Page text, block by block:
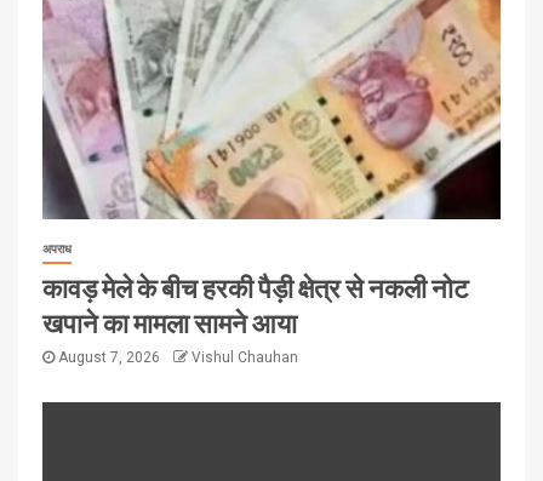
अपराध
कावड़ मेले के बीच हरकी पैड़ी क्षेत्र से नकली नोट
खपाने का मामला सामने आया
August 7, 2026 Vishul Chauhan